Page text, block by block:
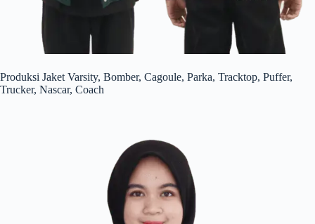
Produksi Jaket Varsity, Bomber, Cagoule, Parka, Tracktop, Puffer,
Trucker, Nascar, Coach